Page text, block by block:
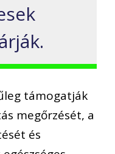
támogatják
megőrzését, a
és